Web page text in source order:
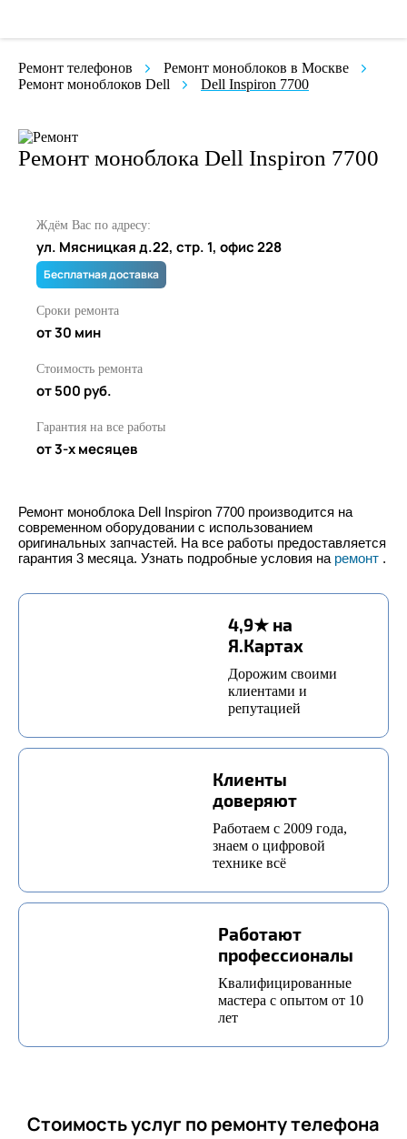
Ремонт телефонов
Ремонт моноблоков в Москве
Ремонт моноблоков Dell
Dell Inspiron 7700
Ремонт моноблока Dell Inspiron 7700
Ждём Вас по адресу:
ул. Мясницкая д.22, стр. 1, офис 228
Бесплатная доставка
Сроки ремонта
от 30 мин
Стоимость ремонта
от 500 руб.
Гарантия на все работы
от 3-х месяцев
Ремонт моноблока Dell Inspiron 7700 производится на
современном оборудовании с использованием
оригинальных запчастей. На все работы предоставляется
гарантия 3 месяца. Узнать подробные условия на ремонт .
4,9★ на
Я.Картах
Дорожим своими
клиентами и
репутацией
Клиенты
доверяют
Работаем с 2009 года,
знаем о цифровой
технике всё
Работают
профессионалы
Квалифицированные
мастера с опытом от 10
лет
Стоимость услуг по ремонту телефона